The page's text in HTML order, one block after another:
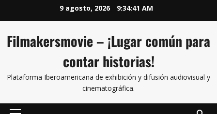
9 agosto, 2026 9:34:42 AM
Filmakersmovie – ¡Lugar común para
contar historias!
Plataforma Iberoamericana de exhibición y difusión audiovisual y
cinematográfica.